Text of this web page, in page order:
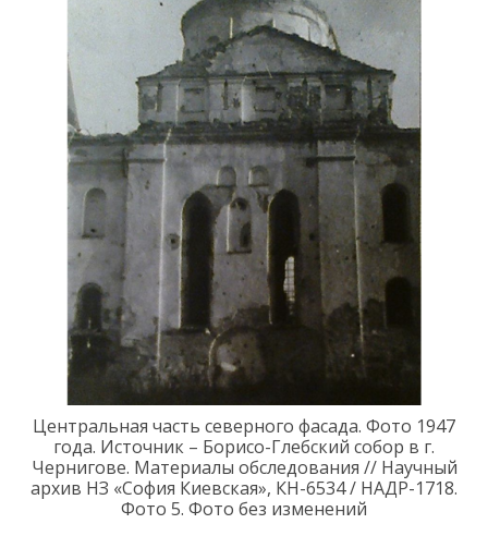
Центральная часть северного фасада. Фото 1947
года. Источник – Борисо-Глебский собор в г.
Чернигове. Материалы обследования // Научный
архив НЗ «София Киевская», КН-6534/ НАДР-1718.
Фото 5. Фото без изменений